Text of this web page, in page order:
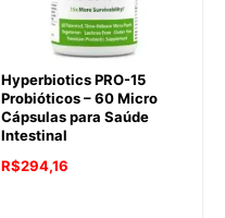
Hyperbiotics PRO-15
Probióticos – 60 Micro
Cápsulas para Saúde
Intestinal
R$294,16